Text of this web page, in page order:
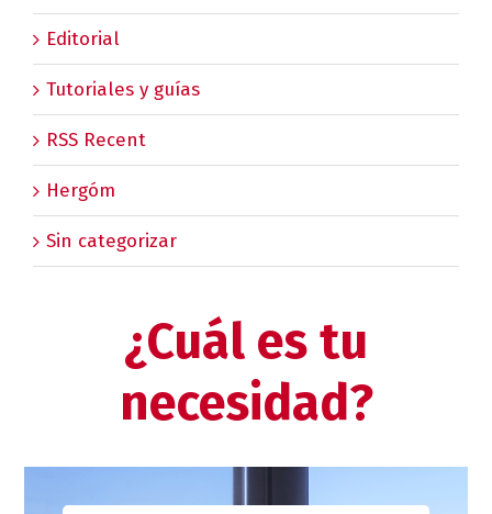
Editorial
Tutoriales y guías
RSS Recent
Hergóm
Sin categorizar
¿Cuál es tu
necesidad?